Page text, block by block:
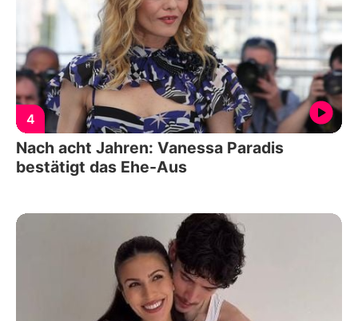
4
Nach acht Jahren: Vanessa Paradis
bestätigt das Ehe-Aus